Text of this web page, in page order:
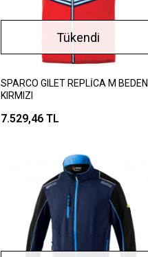
Tükendi
SPARCO GILET REPLİCA M BEDEN
KIRMIZI
7.529,46 TL